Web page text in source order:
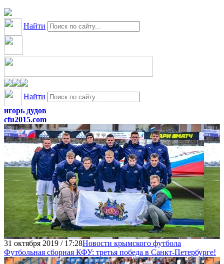
Найти
Найти
игорь дудов
cfu2015.com
31 октября 2019 / 17:28Новости крымского футбола
Футбольная сборная КФУ: третья победа в Санкт-Петербурге!